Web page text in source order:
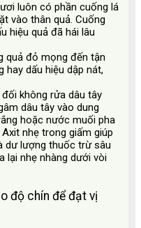
luôn có phần cuống lá
vào thân quả. Cuống
hiệu quả đã hái lâu
quả đỏ mọng đến tận
hay dấu hiệu dập nát,
đối không rửa dâu tây
dâu tây vào dung
hoặc nước muối pha
nhẹ trong giấm giúp
dư lượng thuốc trừ sâu
lại nhẹ nhàng dưới vòi
độ chín để đạt vị